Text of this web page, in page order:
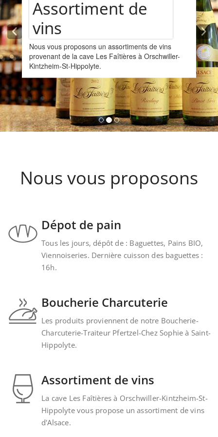
Assortiment de
vins
Nous vous proposons un assortiments de vins
provenant de la cave Les Faîtières à Orschwiller-
Kintzheim-St-Hippolyte.
Nous vous proposons
Dépot de pain
Tous les jours, dépôt de : Baguettes, Pains BIO,
Viennoiseries. Dernière cuisson des baguettes :
16h.
Boucherie Charcuterie
Les produits proviennent de notre Boucherie-
Charcuterie-Traiteur Pfertzel-Chez Sophie à Saint-
Hippolyte.
Assortiment de vins
La cave Les Faîtières à Orschwiller-Kintzheim-St-
Hippolyte vous propose un assortiment de vins
d'Alsace.